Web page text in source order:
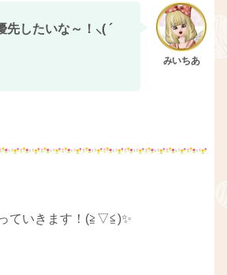
先したいな～！⸜( ´
ていきます！(≧▽≦)✨